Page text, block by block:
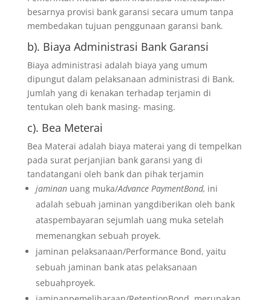
besarnya provisi bank garansi secara umum tanpa
membedakan tujuan penggunaan garansi bank.
b). Biaya Administrasi Bank Garansi
Biaya administrasi adalah biaya yang umum
dipungut dalam pelaksanaan administrasi di Bank.
Jumlah yang di kenakan terhadap terjamin di
tentukan oleh bank masing- masing.
c). Bea Meterai
Bea Materai adalah biaya materai yang di tempelkan
pada surat perjanjian bank garansi yang di
tandatangani oleh bank dan pihak terjamin
jaminan uang muka/Advance PaymentBond, ini
adalah sebuah jaminan yangdiberikan oleh bank
ataspembayaran sejumlah uang muka setelah
memenangkan sebuah proyek.
jaminan pelaksanaan/Performance Bond, yaitu
sebuah jaminan bank atas pelaksanaan
sebuahproyek.